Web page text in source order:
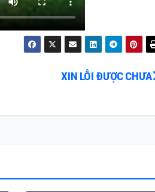
XIN LỖI ĐƯỢC CHƯA